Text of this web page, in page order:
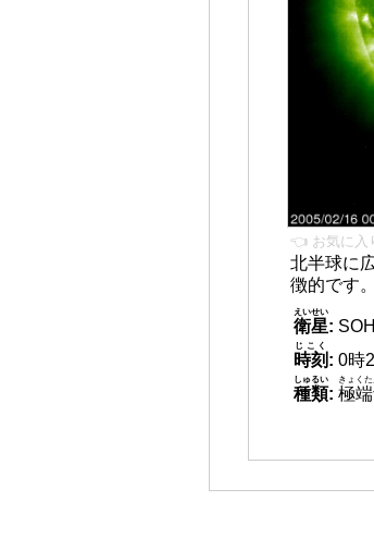
👈 お気に入
北半球に
徴的です。
衛星
えいせい
:
時刻
じこく
: 0時
種類
しゅるい
: 極
きょく